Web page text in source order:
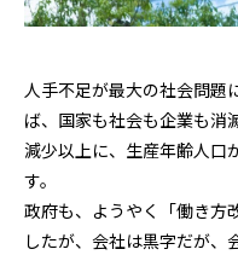
人手不足が最大の社会問題
ば、国家も社会も企業も消
減少以上に、生産年齢人口
す。
政府も、ようやく「働き方
したが、会社は黒字だが、